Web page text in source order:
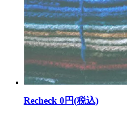
Recheck 0円(税込)